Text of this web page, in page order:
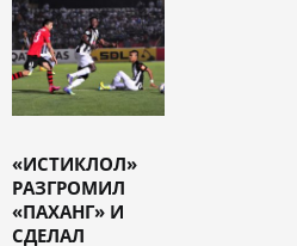
«ИСТИКЛОЛ»
РАЗГРОМИЛ
«ПАХАНГ» И
СДЕЛАЛ